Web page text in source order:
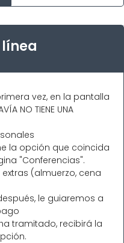
vez, en la pantalla
NO TIENE UNA
la opción que coincida
"Conferencias".
(almuerzo, cena
le guiaremos a
tramitado, recibirá la